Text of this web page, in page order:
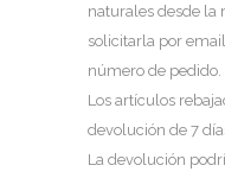
naturales desde la
solicitarla por
número de pedido.
Los artículos
devolución de 7
La devolución